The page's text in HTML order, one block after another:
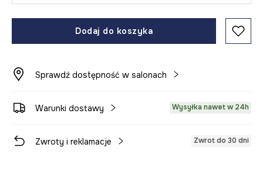
Dodaj do koszyka
Sprawdź dostępność w salonach
Warunki dostawy Wysyłka nawet w 24h
Zwroty i reklamacje Zwrot do 30 dni